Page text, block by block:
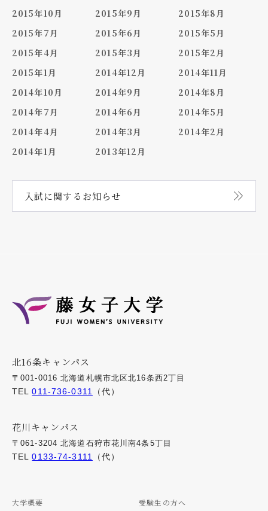
2015年10月
2015年9月
2015年8月
2015年7月
2015年6月
2015年5月
2015年4月
2015年3月
2015年2月
2015年1月
2014年12月
2014年11月
2014年10月
2014年9月
2014年8月
2014年7月
2014年6月
2014年5月
2014年4月
2014年3月
2014年2月
2014年1月
2013年12月
入試に関する お知らせ
北16条キャンパス
〒001-0016 北海道札幌市北区北16条西2丁目
TEL011-736-0311 （代）
花川キャンパス
〒061-3204 北海道石狩市花川南4条5丁目
TEL0133-74-3111 （代）
大学概要
受験生の方へ